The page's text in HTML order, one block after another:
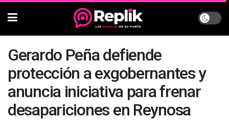
Gerardo Peña defiende
protección a exgobernantes y
anuncia iniciativa para frenar
desapariciones en Reynosa